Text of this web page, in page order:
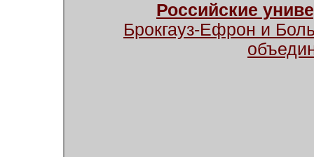
Российские
Брокгауз-Ефрон и